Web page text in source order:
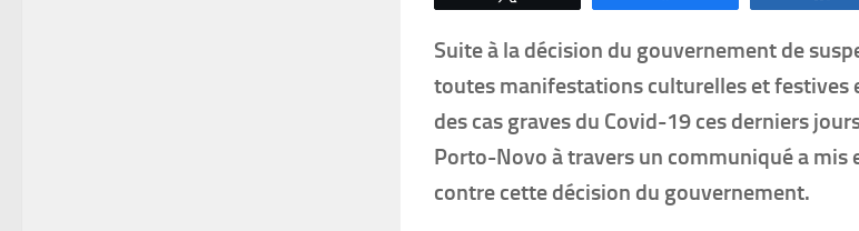
Suite à la décision du gouvernement de
toutes manifestations culturelles et festives
des cas graves du Covid-19 ces derniers
Porto-Novo à travers un communiqué a mis
contre cette décision du gouvernement.